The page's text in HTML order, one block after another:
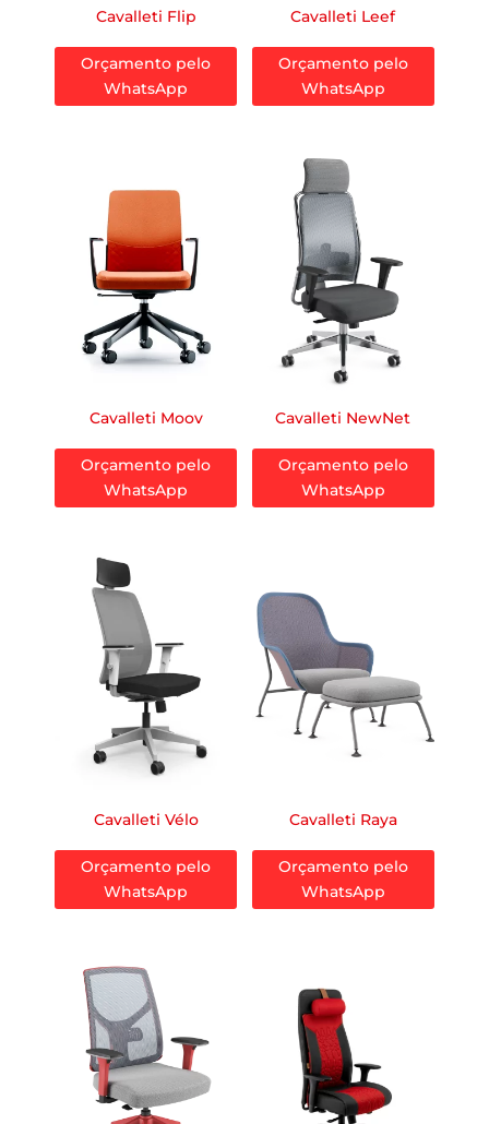
Cavalleti Flip
Orçamento pelo
WhatsApp
Cavalleti Leef
Orçamento pelo
WhatsApp
Cavalleti Moov
Orçamento pelo
WhatsApp
Cavalleti NewNet
Orçamento pelo
WhatsApp
Cavalleti Vélo
Orçamento pelo
WhatsApp
Cavalleti Raya
Orçamento pelo
WhatsApp